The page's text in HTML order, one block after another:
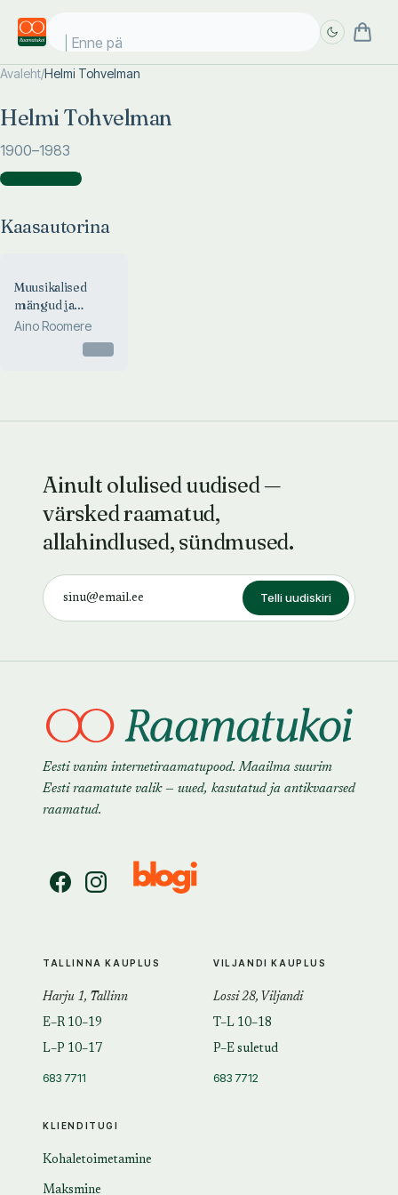
Enne päi
Avaleht/Helmi Tohvelman
Helmi Tohvelman
1900–1983
Kaasautorina )
Kaasautorina
Muusikalised
mängud ja
tantsud lasteaias
Aino Roomere
Ainult olulised uudised —
värsked raamatud,
allahindlused, sündmused.
Telli uudiskiri
Eesti vanim internetiraamatupood. Maailma suurim
Eesti raamatute valik — uued, kasutatud ja antikvaarsed
raamatud.
KLIENDITUGI
Kohaletoimetamine
Maksmine
TALLINNA KAUPLUS
Harju 1, Tallinn
E–R 10–19
L–P 10–17
683 7711
VILJANDI KAUPLUS
Lossi 28, Viljandi
T–L 10–18
P–E suletud
683 7712